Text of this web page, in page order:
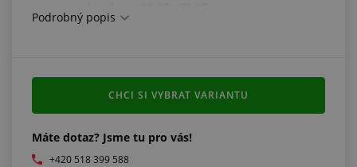
Podrobný popis
Máte dotaz? Jsme tu pro vás!
+420 518 399 588
CHCI SI VYBRAT VARIANTU